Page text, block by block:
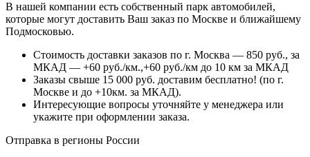
В нашей компании есть собственный парк автомобилей,
которые могут доставить Ваш заказ по Москве и ближайшему
Подмосковью.
Стоимость доставки заказов по г. Москва — 850 руб., за
МКАД — +60 руб./км.,+60 руб./км до 10 км за МКАД
Заказы свыше 15 000 руб. доставим бесплатно! (по г.
Москве и до +10км. за МКАД).
Интересующие вопросы уточняйте у менеджера или
укажите при оформлении заказа.
Отправка в регионы России